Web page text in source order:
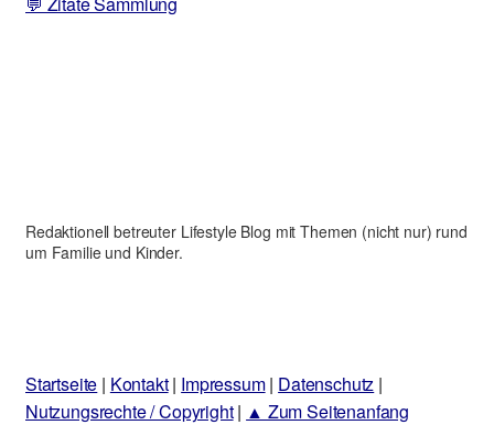
Redaktionell betreuter Lifestyle Blog mit Themen (nicht nur) rund
um Familie und Kinder.
Startseite | Kontakt| Impressum| Datenschutz |
Nutzungsrechte / Copyright| ▲ Zum Seitenanfang